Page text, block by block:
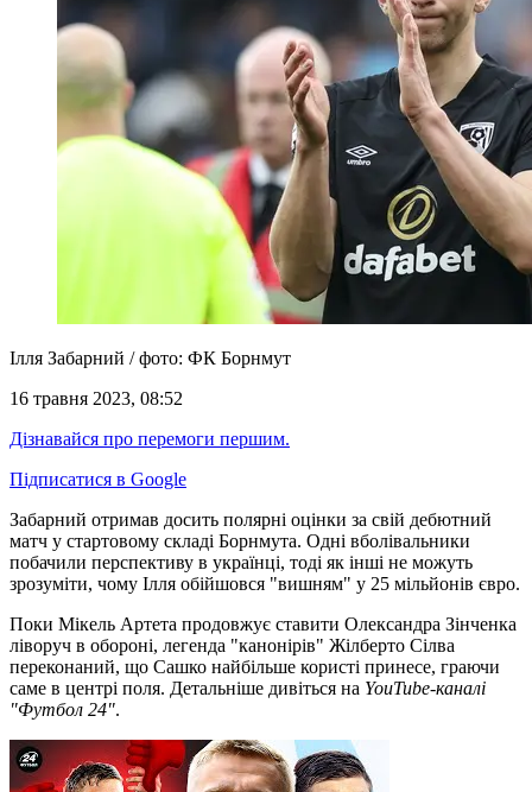
Ілля Забарний / фото: ФК Борнмут
16 травня 2023, 08:52
Дізнавайся про перемоги першим.
Підписатися в Google
Забарний отримав досить полярні оцінки за свій дебютний
матч у стартовому складі Борнмута. Одні вболівальники
побачили перспективу в українці, тоді як інші не можуть
зрозуміти, чому Ілля обійшовся "вишням" у 25 мільйонів євро.
Поки Мікель Артета продовжує ставити Олександра Зінченка
ліворуч в обороні, легенда "канонірів" Жілберто Сілва
переконаний, що Сашко найбільше користі принесе, граючи
саме в центрі поля. Детальніше дивіться на YouTube-каналі
"Футбол 24".